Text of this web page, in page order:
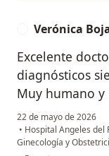
Verónica
Excelente
diagnósticos
Muy humano
22 de mayo de 2026
• Hospital Angeles del
Ginecología y